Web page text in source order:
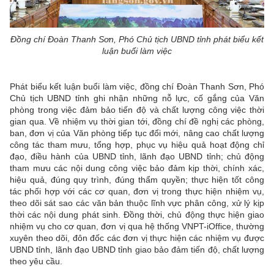
Đồng chí Đoàn Thanh Sơn, Phó Chủ tịch UBND tỉnh phát biểu kết
luận buổi làm việc
Phát biểu kết luận buổi làm việc, đồng chí Đoàn Thanh Sơn, Phó
Chủ tịch UBND tỉnh ghi nhận những nỗ lực, cố gắng của Văn
phòng trong việc đảm bảo tiến độ và chất lượng công việc thời
gian qua. Về nhiệm vụ thời gian tới, đồng chí đề nghị các phòng,
ban, đơn vị của Văn phòng tiếp tục đổi mới, nâng cao chất lượng
công tác tham mưu, tổng hợp, phục vụ hiệu quả hoạt động chỉ
đạo, điều hành của UBND tỉnh, lãnh đạo UBND tỉnh; chủ động
tham mưu các nội dung công việc bảo đảm kịp thời, chính xác,
hiệu quả, đúng quy trình, đúng thẩm quyền; thực hiện tốt công
tác phối hợp với các cơ quan, đơn vị trong thực hiện nhiệm vụ,
theo dõi sát sao các văn bản thuộc lĩnh vực phân công, xử lý kịp
thời các nội dung phát sinh. Đồng thời, chủ động thực hiện giao
nhiệm vụ cho cơ quan, đơn vị qua hệ thống VNPT-iOffice, thường
xuyên theo dõi, đôn đốc các đơn vị thực hiện các nhiệm vụ được
UBND tỉnh, lãnh đạo UBND tỉnh giao bảo đảm tiến độ, chất lượng
theo yêu cầu.